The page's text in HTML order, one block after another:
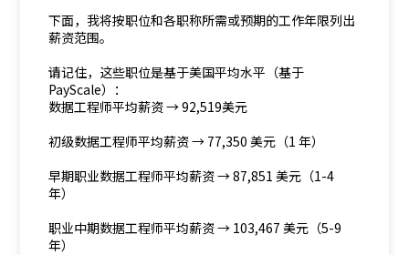
下面，我将按职位和各职称所需或预期的工作年限列出
薪资范围。
请记住，这些职位是基于美国平均水平（基于
PayScale）：
数据工程师平均薪资 → 92,519美元
初级数据工程师平均薪资 → 77,350 美元（1 年）
早期职业数据工程师平均薪资 → 87,851 美元（1-4
年）
职业中期数据工程师平均薪资 → 103,467 美元（5-9
年）